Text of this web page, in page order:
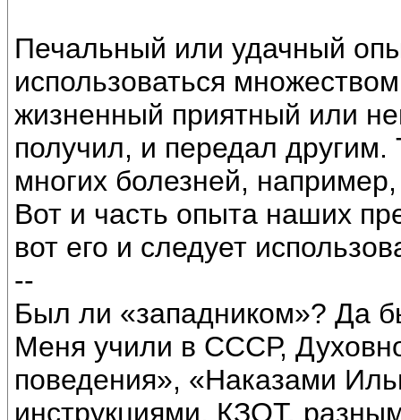
Печальный или удачный
использоваться
жизненный приятный или
получил, и передал другим.
многих болезней, например,
Вот и часть опыта наших
вот его и следует
--
Был ли «западником»? Да
Меня учили в СССР,
поведения», «Наказами
инструкциями, КЗОТ,